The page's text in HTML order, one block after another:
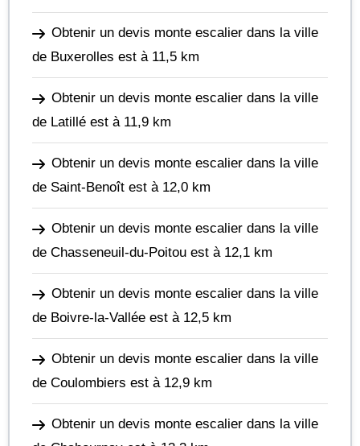
Obtenir un devis monte escalier dans la ville
de Buxerolles est à 11,5 km
Obtenir un devis monte escalier dans la ville
de Latillé est à 11,9 km
Obtenir un devis monte escalier dans la ville
de Saint-Benoît est à 12,0 km
Obtenir un devis monte escalier dans la ville
de Chasseneuil-du-Poitou est à 12,1 km
Obtenir un devis monte escalier dans la ville
de Boivre-la-Vallée est à 12,5 km
Obtenir un devis monte escalier dans la ville
de Coulombiers est à 12,9 km
Obtenir un devis monte escalier dans la ville